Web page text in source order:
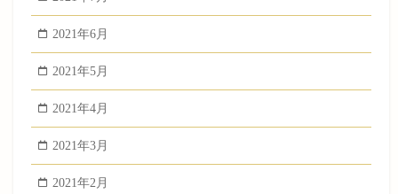
2021年6月
2021年5月
2021年4月
2021年3月
2021年2月